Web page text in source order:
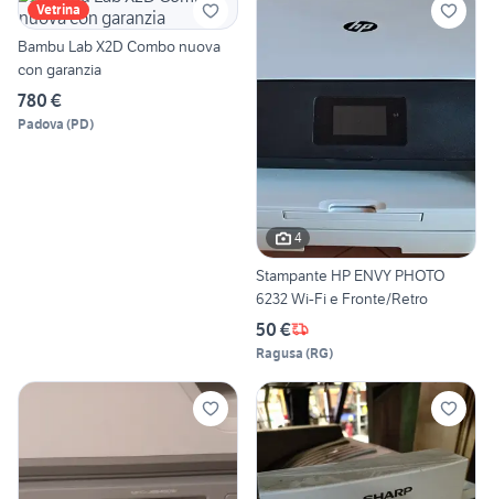
Vetrina
Bambu Lab X2D Combo nuova
con garanzia
780 €
Padova (PD)
4
Stampante HP ENVY PHOTO
6232 Wi-Fi e Fronte/Retro
50 €
Ragusa (RG)